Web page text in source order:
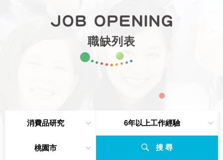
職缺列表
消費品研究 6年以上工作經驗
桃園市 搜 尋